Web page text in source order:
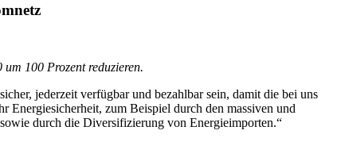
100 Prozent reduzieren.
jederzeit verfügbar und bezahlbar sein, damit die bei uns
Energiesicherheit, zum Beispiel durch den massiven und
durch die Diversifizierung von Energieimporten.“